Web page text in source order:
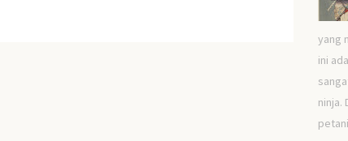
yang
ini
ninja.